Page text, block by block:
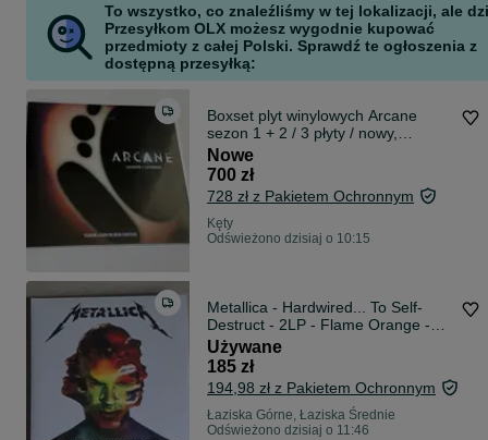
To wszystko, co znaleźliśmy w tej lokalizacji, ale
Przesyłkom OLX możesz wygodnie kupować
przedmioty z całej Polski. Sprawdź te ogłoszenia z
dostępną przesyłką:
Boxset plyt winylowych Arcane
sezon 1 + 2 / 3 płyty / nowy,
zafoliowany / zestaw kolekcjonerski
Nowe
700 zł
728 zł z Pakietem Ochronnym
Kęty
Odświeżono dzisiaj o 10:15
Metallica - Hardwired... To Self-
Destruct - 2LP - Flame Orange -
WINYL VINYL
Używane
185 zł
194,98 zł z Pakietem Ochronnym
Łaziska Górne, Łaziska Średnie
Odświeżono dzisiaj o 11:46